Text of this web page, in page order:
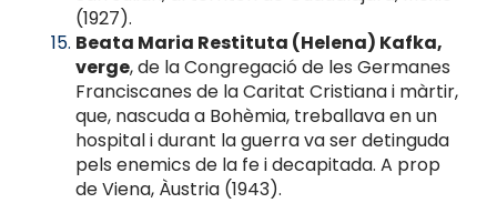
(1927).
Beata Maria Restituta (Helena) Kafka,
verge, de la Congregació de les Germanes
Franciscanes de la Caritat Cristiana i màrtir,
que, nascuda a Bohèmia, treballava en un
hospital i durant la guerra va ser detinguda
pels enemics de la fe i decapitada. A prop
de Viena, Àustria (1943).